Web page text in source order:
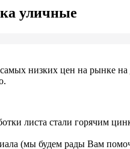
уличные
низких цен на рынке на
листа стали горячим
(мы будем рады Вам